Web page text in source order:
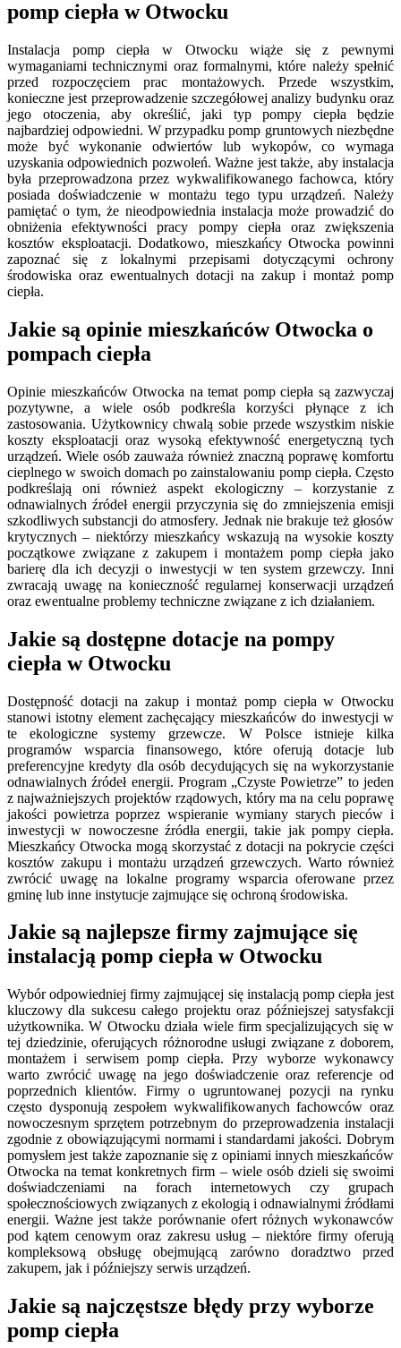
pomp ciepła w Otwocku
Instalacja pomp ciepła w Otwocku wiąże się z pewnymi
wymaganiami technicznymi oraz formalnymi, które należy spełnić
przed rozpoczęciem prac montażowych. Przede wszystkim,
konieczne jest przeprowadzenie szczegółowej analizy budynku oraz
jego otoczenia, aby określić, jaki typ pompy ciepła będzie
najbardziej odpowiedni. W przypadku pomp gruntowych niezbędne
może być wykonanie odwiertów lub wykopów, co wymaga
uzyskania odpowiednich pozwoleń. Ważne jest także, aby instalacja
była przeprowadzona przez wykwalifikowanego fachowca, który
posiada doświadczenie w montażu tego typu urządzeń. Należy
pamiętać o tym, że nieodpowiednia instalacja może prowadzić do
obniżenia efektywności pracy pompy ciepła oraz zwiększenia
kosztów eksploatacji. Dodatkowo, mieszkańcy Otwocka powinni
zapoznać się z lokalnymi przepisami dotyczącymi ochrony
środowiska oraz ewentualnych dotacji na zakup i montaż pomp
ciepła.
Jakie są opinie mieszkańców Otwocka o
pompach ciepła
Opinie mieszkańców Otwocka na temat pomp ciepła są zazwyczaj
pozytywne, a wiele osób podkreśla korzyści płynące z ich
zastosowania. Użytkownicy chwalą sobie przede wszystkim niskie
koszty eksploatacji oraz wysoką efektywność energetyczną tych
urządzeń. Wiele osób zauważa również znaczną poprawę komfortu
cieplnego w swoich domach po zainstalowaniu pomp ciepła. Często
podkreślają oni również aspekt ekologiczny – korzystanie z
odnawialnych źródeł energii przyczynia się do zmniejszenia emisji
szkodliwych substancji do atmosfery. Jednak nie brakuje też głosów
krytycznych – niektórzy mieszkańcy wskazują na wysokie koszty
początkowe związane z zakupem i montażem pomp ciepła jako
barierę dla ich decyzji o inwestycji w ten system grzewczy. Inni
zwracają uwagę na konieczność regularnej konserwacji urządzeń
oraz ewentualne problemy techniczne związane z ich działaniem.
Jakie są dostępne dotacje na pompy
ciepła w Otwocku
Dostępność dotacji na zakup i montaż pomp ciepła w Otwocku
stanowi istotny element zachęcający mieszkańców do inwestycji w
te ekologiczne systemy grzewcze. W Polsce istnieje kilka
programów wsparcia finansowego, które oferują dotacje lub
preferencyjne kredyty dla osób decydujących się na wykorzystanie
odnawialnych źródeł energii. Program „Czyste Powietrze” to jeden
z najważniejszych projektów rządowych, który ma na celu poprawę
jakości powietrza poprzez wspieranie wymiany starych pieców i
inwestycji w nowoczesne źródła energii, takie jak pompy ciepła.
Mieszkańcy Otwocka mogą skorzystać z dotacji na pokrycie części
kosztów zakupu i montażu urządzeń grzewczych. Warto również
zwrócić uwagę na lokalne programy wsparcia oferowane przez
gminę lub inne instytucje zajmujące się ochroną środowiska.
Jakie są najlepsze firmy zajmujące się
instalacją pomp ciepła w Otwocku
Wybór odpowiedniej firmy zajmującej się instalacją pomp ciepła jest
kluczowy dla sukcesu całego projektu oraz późniejszej satysfakcji
użytkownika. W Otwocku działa wiele firm specjalizujących się w
tej dziedzinie, oferujących różnorodne usługi związane z doborem,
montażem i serwisem pomp ciepła. Przy wyborze wykonawcy
warto zwrócić uwagę na jego doświadczenie oraz referencje od
poprzednich klientów. Firmy o ugruntowanej pozycji na rynku
często dysponują zespołem wykwalifikowanych fachowców oraz
nowoczesnym sprzętem potrzebnym do przeprowadzenia instalacji
zgodnie z obowiązującymi normami i standardami jakości. Dobrym
pomysłem jest także zapoznanie się z opiniami innych mieszkańców
Otwocka na temat konkretnych firm – wiele osób dzieli się swoimi
doświadczeniami na forach internetowych czy grupach
społecznościowych związanych z ekologią i odnawialnymi źródłami
energii. Ważne jest także porównanie ofert różnych wykonawców
pod kątem cenowym oraz zakresu usług – niektóre firmy oferują
kompleksową obsługę obejmującą zarówno doradztwo przed
zakupem, jak i późniejszy serwis urządzeń.
Jakie są najczęstsze błędy przy wyborze
pomp ciepła